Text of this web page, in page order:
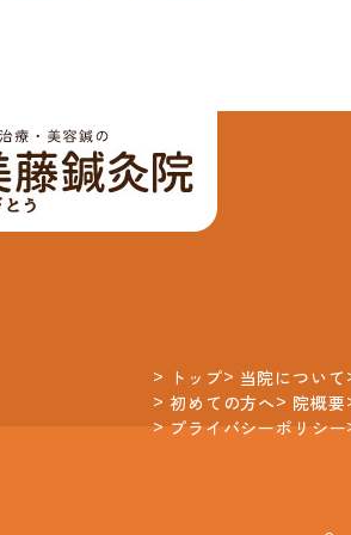
トップ 当院について
初めての方へ
院概要
プライバシーポリシー